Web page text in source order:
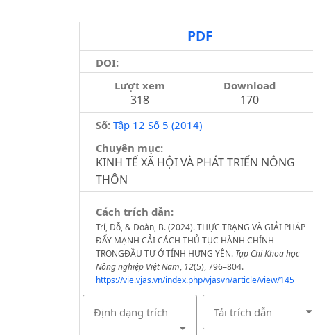
PDF
DOI:
Lượt xem
318
Download
170
Số: Tập 12 Số 5 (2014)
Chuyên mục:
KINH TẾ XÃ HỘI VÀ PHÁT TRIỂN NÔNG
THÔN
Cách trích dẫn:
Trí, Đỗ, & Đoàn, B. (2024). THỰC TRẠNG VÀ GIẢI PHÁP
ĐẨY MẠNH CẢI CÁCH THỦ TỤC HÀNH CHÍNH
TRONGĐẦU TƯ Ở TỈNH HƯNG YÊN. Tạp Chí Khoa học
Nông nghiệp Việt Nam, 12(5), 796–804.
https://vie.vjas.vn/index.php/vjasvn/article/view/145
Định dạng trích Tải trích dẫn